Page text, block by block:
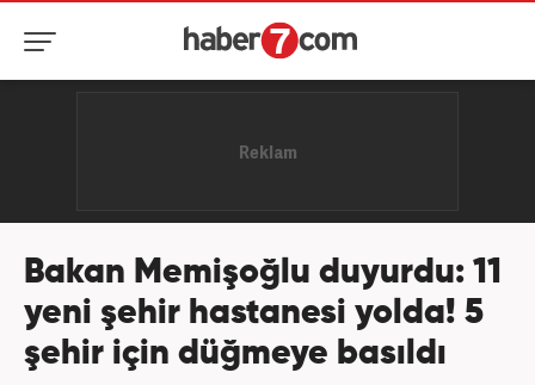
Bakan Memişoğlu duyurdu: 11
yeni şehir hastanesi yolda! 5
şehir için düğmeye basıldı